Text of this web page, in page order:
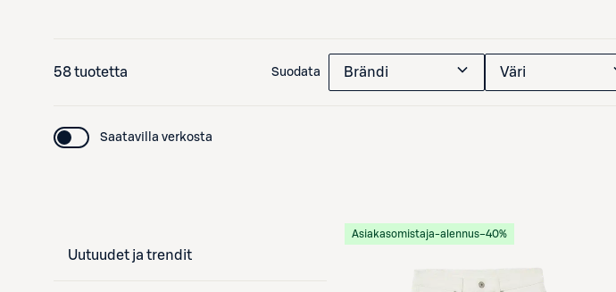
58 tuotetta Suodata Brändi Väri
Saatavilla verkosta
Uutuudet ja trendit
Asiakasomistaja-alennus−40%